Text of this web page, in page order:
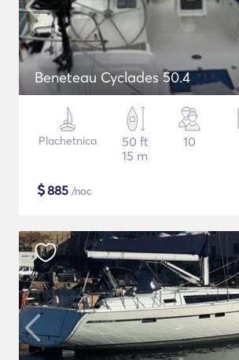
Beneteau Cyclades 50.4
Plachetnica
50 ft
15 m
10
$885 /noc